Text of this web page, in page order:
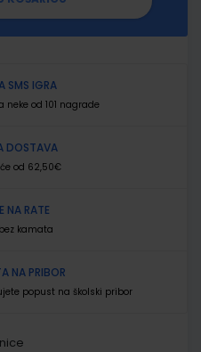
SMS IGRA
od 101 nagrade
DOSTAVA
od 62,50€
NA RATE
kamata
NA PRIBOR
popust na školski pribor